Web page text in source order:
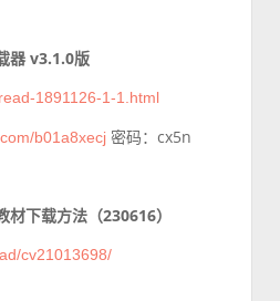
器 v3.1.0版
1891126-1-1.html
b01a8xecj 密码：cx5n
下载方法（230616）
cv21013698/